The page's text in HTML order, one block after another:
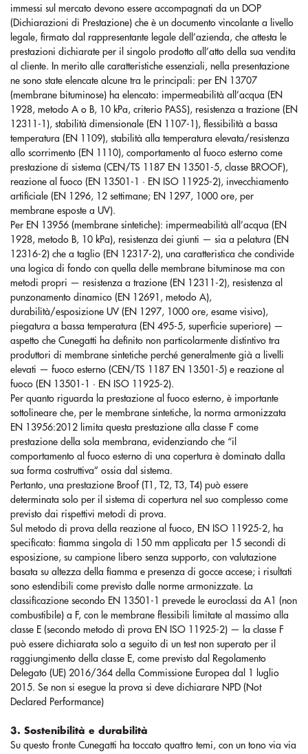
immessi sul mercato devono essere accompagnati da un DOP
(Dichiarazioni di Prestazione) che è un documento vincolante a livello
legale, firmato dal rappresentante legale dell’azienda, che attesta le
prestazioni dichiarate per il singolo prodotto all’atto della sua vendita
al cliente. In merito alle caratteristiche essenziali, nella presentazione
ne sono state elencate alcune tra le principali: per EN 13707
(membrane bituminose) ha elencato: impermeabilità all’acqua (EN
1928, metodo A o B, 10 kPa, criterio PASS), resistenza a trazione (EN
12311-1), stabilità dimensionale (EN 1107-1), flessibilità a bassa
temperatura (EN 1109), stabilità alla temperatura elevata/resistenza
allo scorrimento (EN 1110), comportamento al fuoco esterno come
prestazione di sistema (CEN/TS 1187 EN 13501-5, classe BROOF),
reazione al fuoco (EN 13501-1 · EN ISO 11925-2), invecchiamento
artificiale (EN 1296, 12 settimane; EN 1297, 1000 ore, per
membrane esposte a UV).
Per EN 13956 (membrane sintetiche): impermeabilità all’acqua (EN
1928, metodo B, 10 kPa), resistenza dei giunti — sia a pelatura (EN
12316-2) che a taglio (EN 12317-2), una caratteristica che condivide
una logica di fondo con quella delle membrane bituminose ma con
metodi propri — resistenza a trazione (EN 12311-2), resistenza al
punzonamento dinamico (EN 12691, metodo A),
durabilità/esposizione UV (EN 1297, 1000 ore, esame visivo),
piegatura a bassa temperatura (EN 495-5, superficie superiore) —
aspetto che Cunegatti ha definito non particolarmente distintivo tra
produttori di membrane sintetiche perché generalmente già a livelli
elevati — fuoco esterno (CEN/TS 1187 EN 13501-5) e reazione al
fuoco (EN 13501-1 · EN ISO 11925-2).
Per quanto riguarda la prestazione al fuoco esterno, è importante
sottolineare che, per le membrane sintetiche, la norma armonizzata
EN 13956:2012 limita questa prestazione alla classe F come
prestazione della sola membrana, evidenziando che “il
comportamento al fuoco esterno di una copertura è dominato dalla
sua forma costruttiva” ossia dal sistema.
Pertanto, una prestazione Broof (T1, T2, T3, T4) può essere
determinata solo per il sistema di copertura nel suo complesso come
previsto dai rispettivi metodi di prova.
Sul metodo di prova della reazione al fuoco, EN ISO 11925-2, ha
specificato: fiamma singola di 150 mm applicata per 15 secondi di
esposizione, su campione libero senza supporto, con valutazione
basata su altezza della fiamma e presenza di gocce accese; i risultati
sono estendibili come previsto dalle norme armonizzate. La
classificazione secondo EN 13501-1 prevede le euroclassi da A1 (non
combustibile) a F, con le membrane flessibili limitate al massimo alla
classe E (secondo metodo di prova EN ISO 11925-2) — la classe F
può essere dichiarata solo a seguito di un test non superato per il
raggiungimento della classe E, come previsto dal Regolamento
Delegato (UE) 2016/364 della Commissione Europea dal 1 luglio
2015. Se non si esegue la prova si deve dichiarare NPD (Not
Declared Performance)
3. Sostenibilità e durabilità
Su questo fronte Cunegatti ha toccato quattro temi, con un tono via via